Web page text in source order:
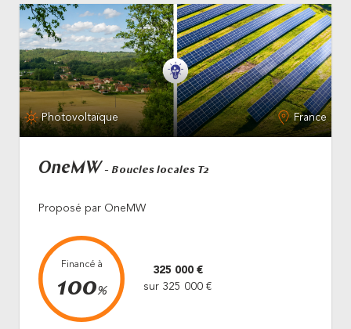
Photovoltaïque France
OneMW - Boucles locales T2
Proposé par OneMW
Financé à
100%
325 000 €
sur 325 000 €